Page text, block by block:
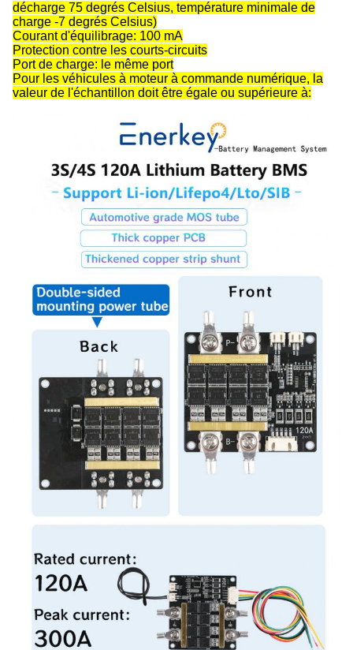
décharge 75 degrés Celsius, température minimale de
charge -7 degrés Celsius)
Courant d'équilibrage: 100 mA
Protection contre les courts-circuits
Port de charge: le même port
Pour les véhicules à moteur à commande numérique, la
valeur de l'échantillon doit être égale ou supérieure à: